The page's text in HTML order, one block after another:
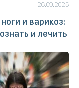
26.09.2025
и варикоз:
и лечить